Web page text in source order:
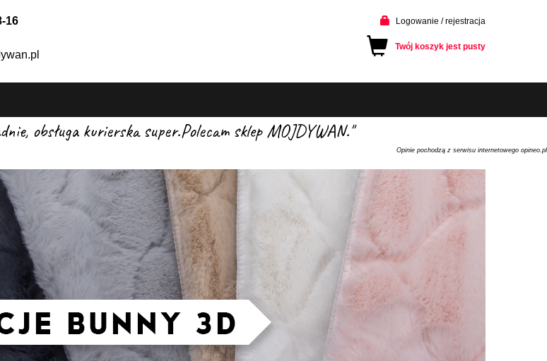
16
Logowanie / rejestracja
Twój koszyk jest pusty
obsługa kurierska super.Polecam sklep MOJDYWAN."
Opinie pochodzą z serwisu internetowego opineo.pl